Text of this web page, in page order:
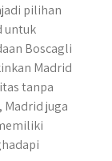
pilihan
untuk
Boscagli
Madrid
tanpa
juga